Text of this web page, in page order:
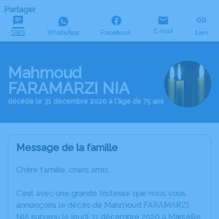
Partager
SMS WhatsApp Facebook E-mail Lien
Mahmoud
FARAMARZI NIA
décédé le 31 décembre 2020 à l'âge de 75 ans
Message de la famille
Chère famille, chers amis,
C’est avec une grande tristesse que nous vous
annonçons le décès de Mahmoud FARAMARZI
NIA survenu le jeudi 31 décembre 2020 à Marseille.